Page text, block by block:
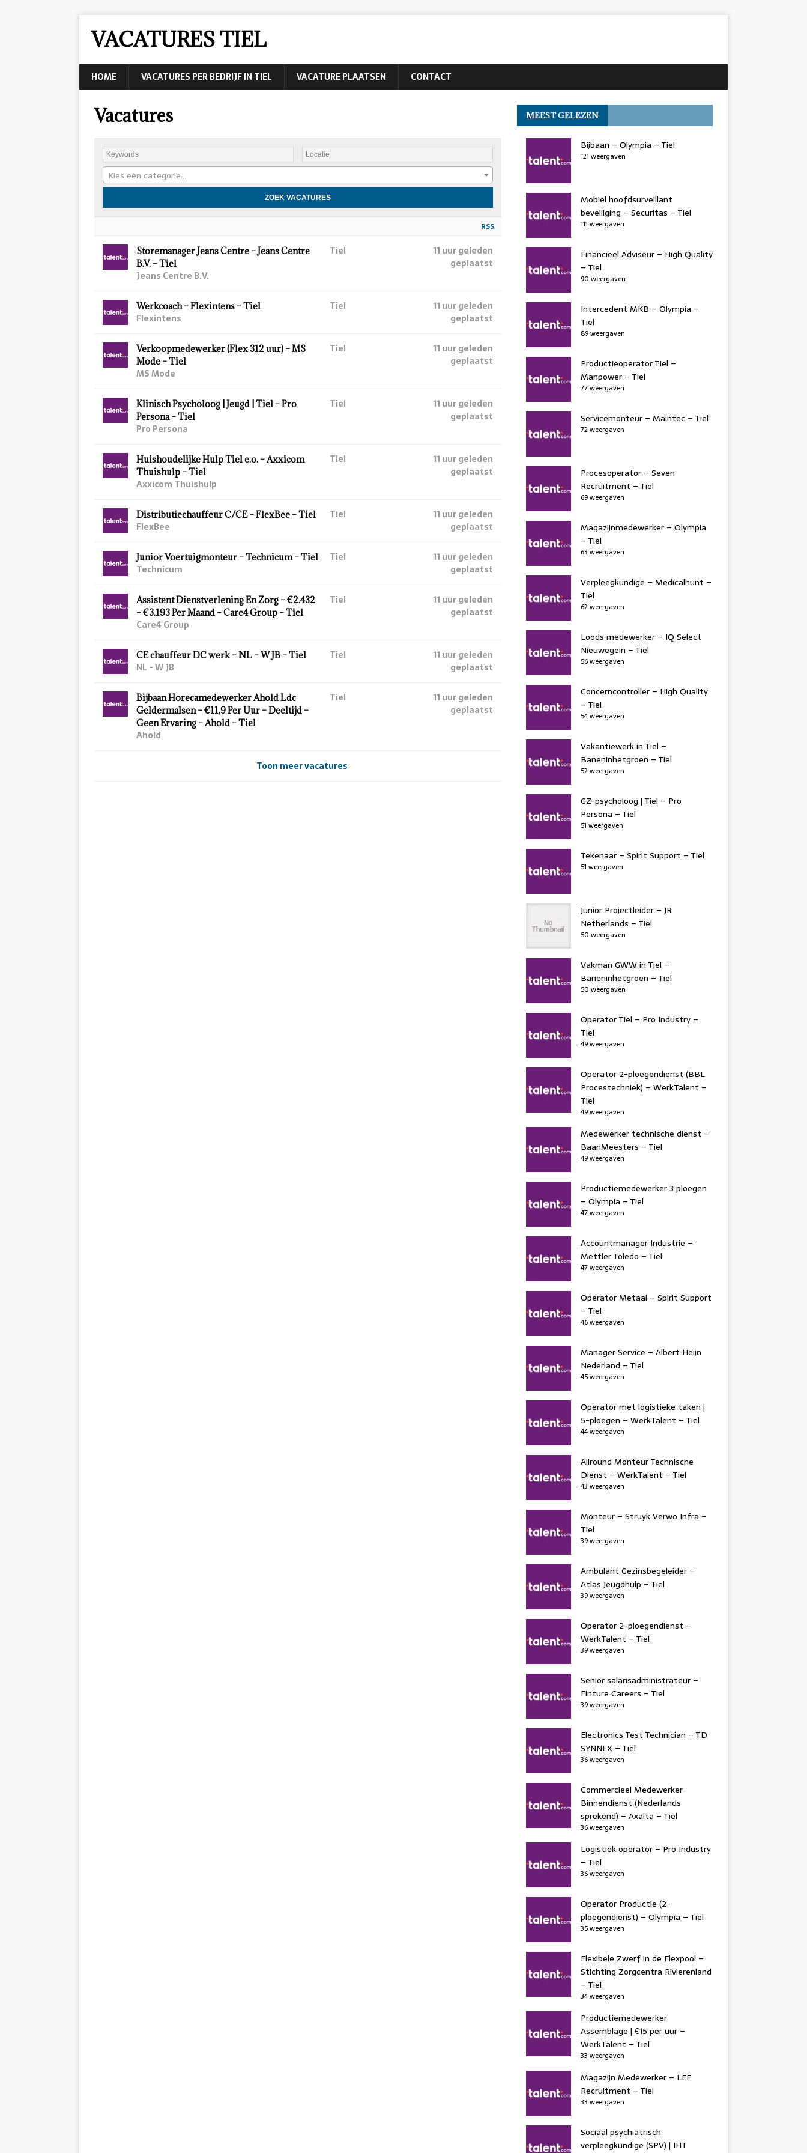
VACATURES TIEL
HOME VACATURES PER BEDRIJF IN TIEL VACATURE PLAATSEN CONTACT
Vacatures
Kies een categorie…
RSS
Storemanager Jeans Centre – Jeans Centre
B.V. – Tiel
Jeans Centre B.V.
Tiel
11 uur geleden
geplaatst
Werkcoach – Flexintens – Tiel
Flexintens
Tiel
11 uur geleden
geplaatst
Verkoopmedewerker (Flex 312 uur) – MS
Mode – Tiel
MS Mode
Tiel
11 uur geleden
geplaatst
Klinisch Psycholoog | Jeugd | Tiel – Pro
Persona – Tiel
Pro Persona
Tiel
11 uur geleden
geplaatst
Huishoudelijke Hulp Tiel e.o. – Axxicom
Thuishulp – Tiel
Axxicom Thuishulp
Tiel
11 uur geleden
geplaatst
Distributiechauffeur C/CE – FlexBee – Tiel
FlexBee
Tiel
11 uur geleden
geplaatst
Junior Voertuigmonteur – Technicum – Tiel
Technicum
Tiel
11 uur geleden
geplaatst
Assistent Dienstverlening En Zorg – €2.432
– €3.193 Per Maand – Care4 Group – Tiel
Care4 Group
Tiel
11 uur geleden
geplaatst
CE chauffeur DC werk – NL – W JB – Tiel
NL - W JB
Tiel
11 uur geleden
geplaatst
Bijbaan Horecamedewerker Ahold Ldc
Geldermalsen – €11,9 Per Uur – Deeltijd –
Geen Ervaring – Ahold – Tiel
Ahold
Tiel
11 uur geleden
geplaatst
Toon meer vacatures
MEEST GELEZEN
Bijbaan – Olympia – Tiel
121 weergaven
Mobiel hoofdsurveillant
beveiliging – Securitas – Tiel
111 weergaven
Financieel Adviseur – High Quality
– Tiel
90 weergaven
Intercedent MKB – Olympia –
Tiel
89 weergaven
Productieoperator Tiel –
Manpower – Tiel
77 weergaven
Servicemonteur – Maintec – Tiel
72 weergaven
Procesoperator – Seven
Recruitment – Tiel
69 weergaven
Magazijnmedewerker – Olympia
– Tiel
63 weergaven
Verpleegkundige – Medicalhunt –
Tiel
62 weergaven
Loods medewerker – IQ Select
Nieuwegein – Tiel
56 weergaven
Concerncontroller – High Quality
– Tiel
54 weergaven
Vakantiewerk in Tiel –
Baneninhetgroen – Tiel
52 weergaven
GZ-psycholoog | Tiel – Pro
Persona – Tiel
51 weergaven
Tekenaar – Spirit Support – Tiel
51 weergaven
Junior Projectleider – JR
Netherlands – Tiel
50 weergaven
Vakman GWW in Tiel –
Baneninhetgroen – Tiel
50 weergaven
Operator Tiel – Pro Industry –
Tiel
49 weergaven
Operator 2-ploegendienst (BBL
Procestechniek) – WerkTalent –
Tiel
49 weergaven
Medewerker technische dienst –
BaanMeesters – Tiel
49 weergaven
Productiemedewerker 3 ploegen
– Olympia – Tiel
47 weergaven
Accountmanager Industrie –
Mettler Toledo – Tiel
47 weergaven
Operator Metaal – Spirit Support
– Tiel
46 weergaven
Manager Service – Albert Heijn
Nederland – Tiel
45 weergaven
Operator met logistieke taken |
5-ploegen – WerkTalent – Tiel
44 weergaven
Allround Monteur Technische
Dienst – WerkTalent – Tiel
43 weergaven
Monteur – Struyk Verwo Infra –
Tiel
39 weergaven
Ambulant Gezinsbegeleider –
Atlas Jeugdhulp – Tiel
39 weergaven
Operator 2-ploegendienst –
WerkTalent – Tiel
39 weergaven
Senior salarisadministrateur –
Finture Careers – Tiel
39 weergaven
Electronics Test Technician – TD
SYNNEX – Tiel
36 weergaven
Commercieel Medewerker
Binnendienst (Nederlands
sprekend) – Axalta – Tiel
36 weergaven
Logistiek operator – Pro Industry
– Tiel
36 weergaven
Operator Productie (2-
ploegendienst) – Olympia – Tiel
35 weergaven
Flexibele Zwerf in de Flexpool –
Stichting Zorgcentra Rivierenland
– Tiel
34 weergaven
Productiemedewerker
Assemblage | €15 per uur –
WerkTalent – Tiel
33 weergaven
Magazijn Medewerker – LEF
Recruitment – Tiel
33 weergaven
Sociaal psychiatrisch
verpleegkundige (SPV) | IHT